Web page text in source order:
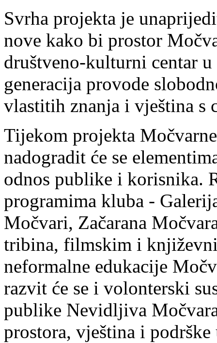
Svrha projekta je
nove kako bi prostor
društveno-kulturni centar
generacija provode
vlastitih znanja i vještina s
Tijekom projekta
nadogradit će se
odnos publike i korisnika.
programima kluba -
Močvari, Začarana
tribina, filmskim i
neformalne edukacije
razvit će se i volonterski
publike Nevidljiva
prostora, vještina i